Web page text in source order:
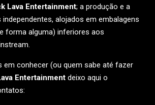
Lava Entertainment; a produção e a
alojados em embalagens
forma alguma) inferiores aos
em conhecer (ou quem sabe até fazer
Entertainment deixo aqui o